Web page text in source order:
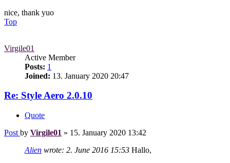
nice, thank yuo
Top
Virgile01
Active Member
Posts: 1
Joined: 13. January 2020 20:47
Re: Style Aero 2.0.10
Quote
Post by Virgile01 » 15. January 2020 13:42
Alien wrote: 2. June 2016 15:53 Hallo,